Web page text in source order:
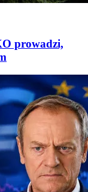
prowadzi,